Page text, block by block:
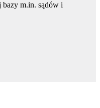
bazy m.in. sądów i